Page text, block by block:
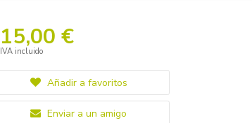
15,00 €
IVA incluido
Añadir a favoritos
Enviar a un amigo